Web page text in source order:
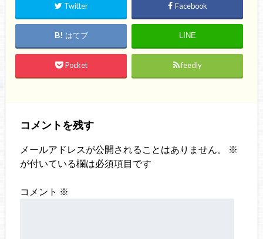
Twitter Facebook
はてブ LINE
Pocket feedly
コメントを残す
メールアドレスが公開されることはありません。
※
が付いている欄は必須項目です
コメント ※